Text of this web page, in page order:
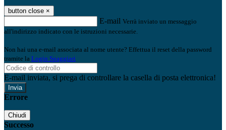
button close ×
E-mail Verrà inviato un messaggio
all'indirizzo indicato con le istruzioni necessarie.
Non hai una e-mail associata al nome utente? Effettua il reset della password
tramite la Login Spaggiari
E-mail inviata, si prega di controllare la casella di posta elettronica!
Errore
Chiudi
Successo